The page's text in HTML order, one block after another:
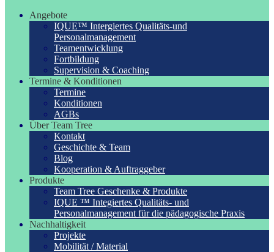
Angebote
IQUE™ Intergiertes Qualitäts-und
Personalmanagement
Teamentwicklung
Fortbildung
Supervision & Coaching
Termine & Konditionen
Termine
Konditionen
AGBs
Über Team Tree
Kontakt
Geschichte & Team
Blog
Kooperation & Auftraggeber
Produkte
Team Tree Geschenke & Produkte
IQUE ™ Integiertes Qualitäts- und
Personalmanagement für die pädagogische Praxis
Nachhaltigkeit
Projekte
Mobilität / Material